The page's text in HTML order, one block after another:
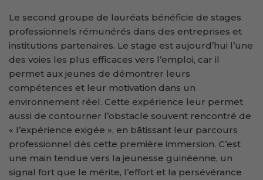
Le second groupe de lauréats bénéficie de stages
professionnels rémunérés dans des entreprises et
institutions partenaires. Le stage est aujourd’hui l’une
des voies les plus efficaces vers l’emploi, car il
permet aux jeunes de démontrer leurs
compétences et leur motivation dans un
environnement réel. Cette expérience leur permet
aussi de contourner l’obstacle souvent rencontré de
« l’expérience exigée », en bâtissant leur parcours
professionnel dès cette première immersion. C’est
une main tendue vers la jeunesse guinéenne, un
signal fort que le mérite, l’effort et la persévérance